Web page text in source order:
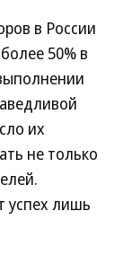
в России
50% в
их
не только
успех лишь